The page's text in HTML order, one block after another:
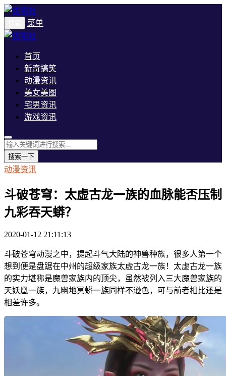
菜单
首页
新奇搞笑
动漫资讯
美女美图
宅男资讯
游戏资讯
搜索一下
动漫资讯
斗破苍穹：太虚古龙一族的血脉能否压制
九彩吞天蟒？
2020-01-12 21:11:13
斗破苍穹动漫之中，提起斗气大陆的神兽种族，很多人第一个
想到便是盘踞在中州的超级家族太虚古龙一族！太虚古龙一族
的实力堪称是魔兽家族内的顶尖，虽然被列入三大魔兽家族的
天妖凰一族，九幽地冥蟒一族同样不逊色，可与前者相比还是
相差许多。